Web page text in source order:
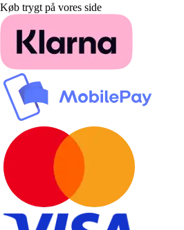
Køb trygt på vores side